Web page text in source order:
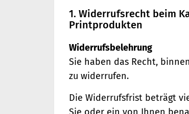
1. Widerrufsrecht beim
Printprodukten
Widerrufsbelehrung
Sie haben das Recht,
zu widerrufen.
Die Widerrufsfrist beträgt